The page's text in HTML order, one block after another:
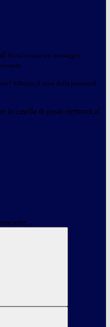
Verrà inviato un messaggio
Effettua il reset della password
la casella di posta elettronica!